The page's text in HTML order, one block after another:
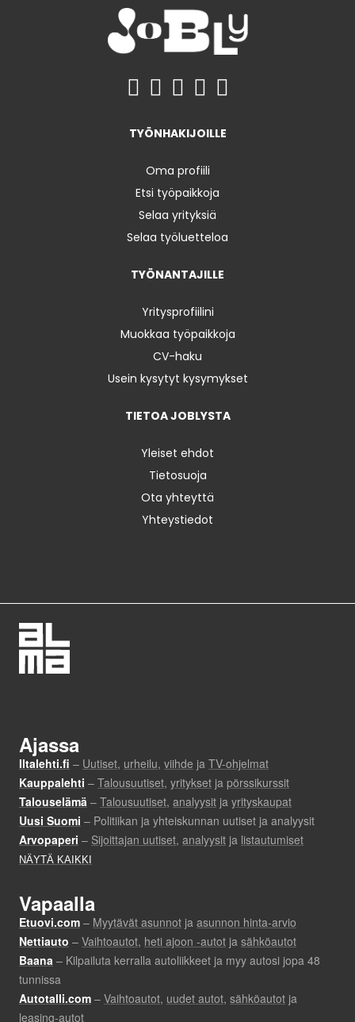
TYÖNHAKIJOILLE
Oma profiili
Etsi työpaikkoja
Selaa yrityksiä
Selaa työluetteloa
TYÖNANTAJILLE
Yritysprofiilini
Muokkaa työpaikkoja
CV-haku
Usein kysytyt kysymykset
TIETOA JOBLYSTA
Yleiset ehdot
Tietosuoja
Ota yhteyttä
Yhteystiedot